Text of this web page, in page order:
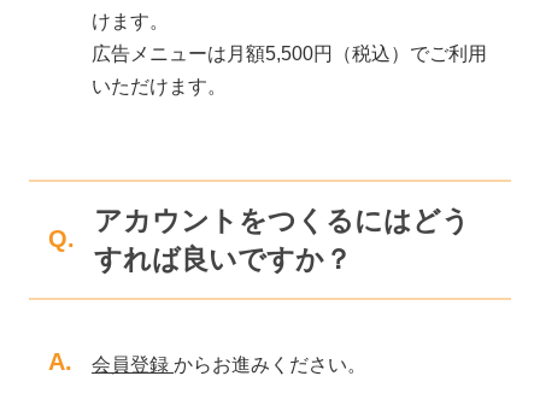
けます。
広告メニューは月額5,500円（税込）でご利用
いただけます。
Q.
アカウントをつくるにはどう
すれば良いですか？
A. 会員登録 からお進みください。